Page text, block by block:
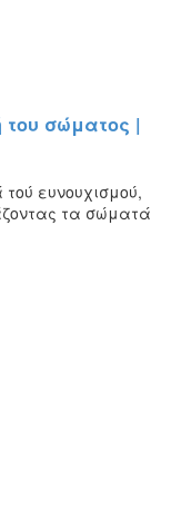
σώματος |
ευνουχισμού,
τα σώματά